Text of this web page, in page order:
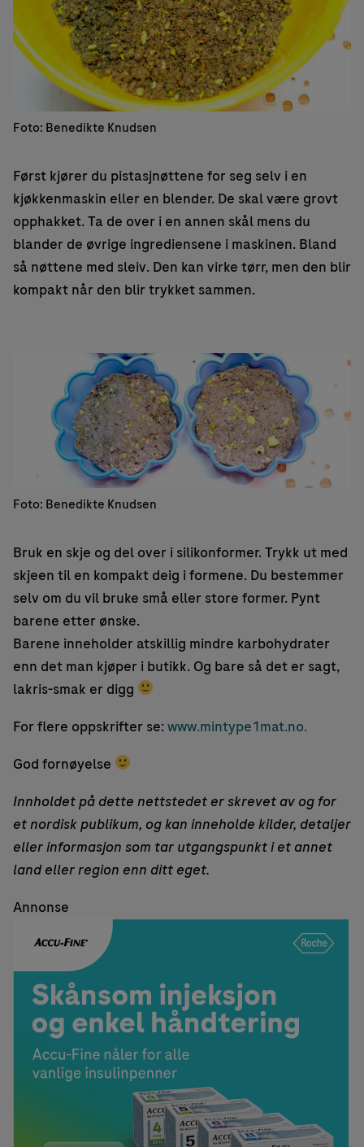
Foto: Benedikte Knudsen
Først kjører du pistasjnøttene for seg selv i en
kjøkkenmaskin eller en blender. De skal være grovt
opphakket. Ta de over i en annen skål mens du
blander de øvrige ingrediensene i maskinen. Bland
så nøttene med sleiv. Den kan virke tørr, men den blir
kompakt når den blir trykket sammen.
Foto: Benedikte Knudsen
Bruk en skje og del over i silikonformer. Trykk ut med
skjeen til en kompakt deig i formene. Du bestemmer
selv om du vil bruke små eller store former. Pynt
barene etter ønske.
Barene inneholder atskillig mindre karbohydrater
enn det man kjøper i butikk. Og bare så det er sagt,
lakris-smak er digg
For flere oppskrifter se:www.mintype1mat.no.
God fornøyelse
Innholdet på dette nettstedet er skrevet av og for
et nordisk publikum, og kan inneholde kilder, detaljer
eller informasjon som tar utgangspunkt i et annet
land eller region enn ditt eget.
Annonse